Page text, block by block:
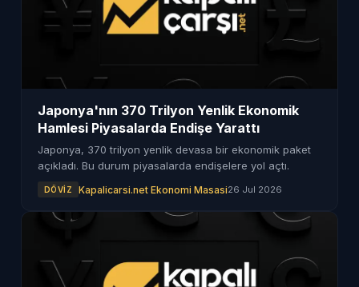
Japonya'nın 370 Trilyon Yenlik Ekonomik
Hamlesi Piyasalarda Endişe Yarattı
Japonya, 370 trilyon yenlik devasa bir ekonomik paket
açıkladı. Bu durum piyasalarda endişelere yol açtı.
DÖVIZ Kapalicarsi.net Ekonomi Masasi26 Jul 2026